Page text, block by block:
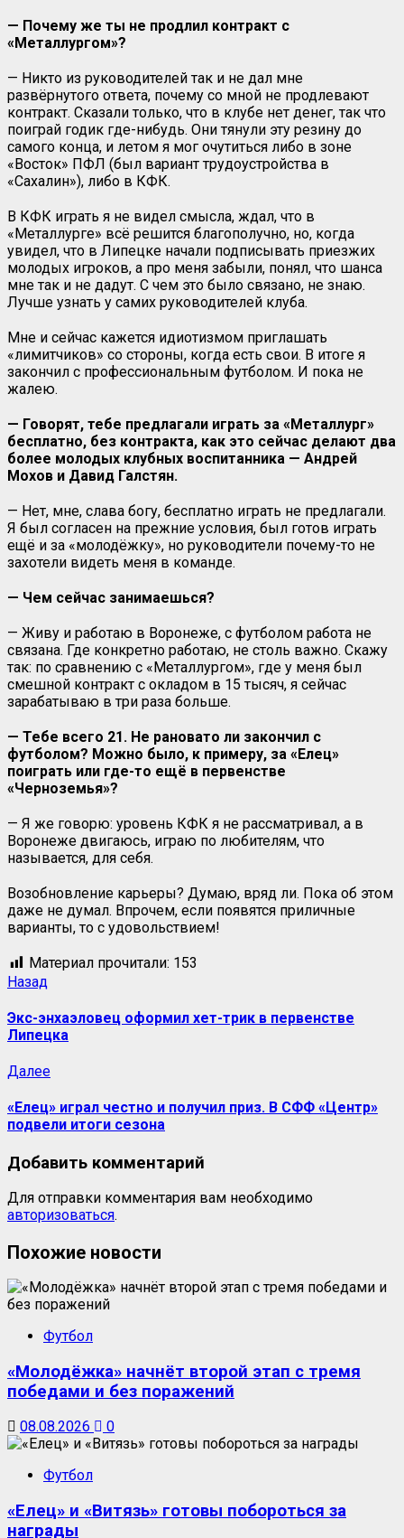
— Почему же ты не продлил контракт с
«Металлургом»?
— Никто из руководителей так и не дал мне
развёрнутого ответа, почему со мной не продлевают
контракт. Сказали только, что в клубе нет денег, так что
поиграй годик где-нибудь. Они тянули эту резину до
самого конца, и летом я мог очутиться либо в зоне
«Восток» ПФЛ (был вариант трудоустройства в
«Сахалин»), либо в КФК.
В КФК играть я не видел смысла, ждал, что в
«Металлурге» всё решится благополучно, но, когда
увидел, что в Липецке начали подписывать приезжих
молодых игроков, а про меня забыли, понял, что шанса
мне так и не дадут. С чем это было связано, не знаю.
Лучше узнать у самих руководителей клуба.
Мне и сейчас кажется идиотизмом приглашать
«лимитчиков» со стороны, когда есть свои. В итоге я
закончил с профессиональным футболом. И пока не
жалею.
— Говорят, тебе предлагали играть за «Металлург»
бесплатно, без контракта, как это сейчас делают два
более молодых клубных воспитанника — Андрей
Мохов и Давид Галстян.
— Нет, мне, слава богу, бесплатно играть не предлагали.
Я был согласен на прежние условия, был готов играть
ещё и за «молодёжку», но руководители почему-то не
захотели видеть меня в команде.
— Чем сейчас занимаешься?
— Живу и работаю в Воронеже, с футболом работа не
связана. Где конкретно работаю, не столь важно. Скажу
так: по сравнению с «Металлургом», где у меня был
смешной контракт с окладом в 15 тысяч, я сейчас
зарабатываю в три раза больше.
— Тебе всего 21. Не рановато ли закончил с
футболом? Можно было, к примеру, за «Елец»
поиграть или где-то ещё в первенстве
«Черноземья»?
— Я же говорю: уровень КФК я не рассматривал, а в
Воронеже двигаюсь, играю по любителям, что
называется, для себя.
Возобновление карьеры? Думаю, вряд ли. Пока об этом
даже не думал. Впрочем, если появятся приличные
варианты, то с удовольствием!
Материал прочитали: 153
Навигация
записи
Назад
Экс-энхаэловец оформил хет-трик в первенстве
Липецка
ДалееСледующая
«Елец» играл честно и получил приз. В СФФ «Центр»
подвели итоги сезона
Добавить комментарий
Для отправки комментария вам необходимо
авторизоваться.
Похожие новости
Футбол
«Молодёжка» начнёт второй этап с тремя
победами и без поражений
08.08.2026 0
Футбол
«Елец» и «Витязь» готовы побороться за
награды